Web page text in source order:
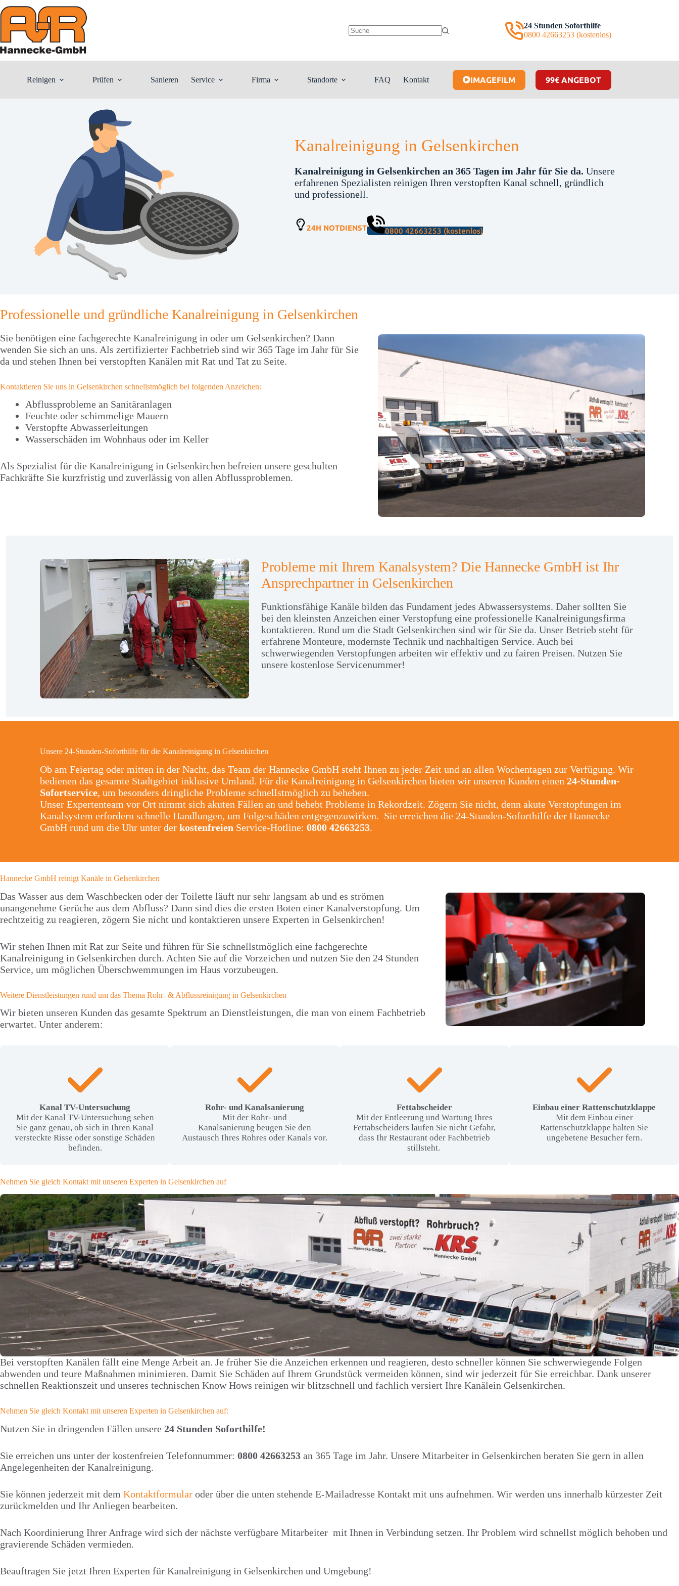
Inhalt
springen
24 Stunden Soforthilfe
0800 42663253 (kostenlos)
Reinigen Prüfen Sanieren Service Firma Standorte FAQ Kontakt IMAGEFILM 99€ ANGEBOT
Kanalreinigung in Gelsenkirchen
Kanalreinigung in Gelsenkirchen an 365 Tagen im Jahr für Sie da. Unsere
erfahrenen Spezialisten reinigen Ihren verstopften Kanal schnell, gründlich
und professionell.
24H NOTDIENST 0800 42663253 (kostenlos)
Professionelle und gründliche Kanalreinigung in Gelsenkirchen
Sie benötigen eine fachgerechte Kanalreinigung in oder um Gelsenkirchen? Dann
wenden Sie sich an uns. Als zertifizierter Fachbetrieb sind wir 365 Tage im Jahr für Sie
da und stehen Ihnen bei verstopften Kanälen mit Rat und Tat zu Seite.
Kontaktieren Sie uns in Gelsenkirchen schnellstmöglich bei folgenden Anzeichen:
Abflussprobleme an Sanitäranlagen
Feuchte oder schimmelige Mauern
Verstopfte Abwasserleitungen
Wasserschäden im Wohnhaus oder im Keller
Als Spezialist für die Kanalreinigung in Gelsenkirchen befreien unsere geschulten
Fachkräfte Sie kurzfristig und zuverlässig von allen Abflussproblemen.
Probleme mit Ihrem Kanalsystem? Die Hannecke GmbH ist Ihr
Ansprechpartner in Gelsenkirchen
Funktionsfähige Kanäle bilden das Fundament jedes Abwassersystems. Daher sollten Sie
bei den kleinsten Anzeichen einer Verstopfung eine professionelle Kanalreinigungsfirma
kontaktieren. Rund um die Stadt Gelsenkirchen sind wir für Sie da. Unser Betrieb steht für
erfahrene Monteure, modernste Technik und nachhaltigen Service. Auch bei
schwerwiegenden Verstopfungen arbeiten wir effektiv und zu fairen Preisen. Nutzen Sie
unsere kostenlose Servicenummer!
Unsere 24-Stunden-Soforthilfe für die Kanalreinigung in Gelsenkirchen
Ob am Feiertag oder mitten in der Nacht, das Team der Hannecke GmbH steht Ihnen zu jeder Zeit und an allen Wochentagen zur Verfügung. Wir
bedienen das gesamte Stadtgebiet inklusive Umland. Für die Kanalreinigung in Gelsenkirchen bieten wir unseren Kunden einen24-Stunden-
Sofortservice, um besonders dringliche Probleme schnellstmöglich zu beheben.
Unser Expertenteam vor Ort nimmt sich akuten Fällen an und behebt Probleme in Rekordzeit. Zögern Sie nicht, denn akute Verstopfungen im
Kanalsystem erfordern schnelle Handlungen, um Folgeschäden entgegenzuwirken. Sie erreichen die 24-Stunden-Soforthilfe der Hannecke
GmbH rund um die Uhr unter derkostenfreien Service-Hotline:0800 42663253.
Hannecke GmbH reinigt Kanäle in Gelsenkirchen
Das Wasser aus dem Waschbecken oder der Toilette läuft nur sehr langsam ab und es strömen
unangenehme Gerüche aus dem Abfluss? Dann sind dies die ersten Boten einer Kanalverstopfung. Um
rechtzeitig zu reagieren, zögern Sie nicht und kontaktieren unsere Experten in Gelsenkirchen!
Wir stehen Ihnen mit Rat zur Seite und führen für Sie schnellstmöglich eine fachgerechte
Kanalreinigung in Gelsenkirchen durch. Achten Sie auf die Vorzeichen und nutzen Sie den 24 Stunden
Service, um möglichen Überschwemmungen im Haus vorzubeugen.
Weitere Dienstleistungen rund um das Thema Rohr- & Abflussreinigung in Gelsenkirchen
Wir bieten unseren Kunden das gesamte Spektrum an Dienstleistungen, die man von einem Fachbetrieb
erwartet. Unter anderem:
Kanal TV-Untersuchung
Mit der Kanal TV-Untersuchung sehen
Sie ganz genau, ob sich in Ihren Kanal
versteckte Risse oder sonstige Schäden
befinden.
Rohr- und Kanalsanierung
Mit der Rohr- und
Kanalsanierung beugen Sie den
Austausch Ihres Rohres oder Kanals vor.
Fettabscheider
Mit der Entleerung und Wartung Ihres
Fettabscheiders laufen Sie nicht Gefahr,
dass Ihr Restaurant oder Fachbetrieb
stillsteht.
Einbau einer Rattenschutzklappe
Mit dem Einbau einer
Rattenschutzklappe halten Sie
ungebetene Besucher fern.
Nehmen Sie gleich Kontakt mit unseren Experten in Gelsenkirchen auf
Bei verstopften Kanälen fällt eine Menge Arbeit an. Je früher Sie die Anzeichen erkennen und reagieren, desto schneller können Sie schwerwiegende Folgen
abwenden und teure Maßnahmen minimieren. Damit Sie Schäden auf Ihrem Grundstück vermeiden können, sind wir jederzeit für Sie erreichbar. Dank unserer
schnellen Reaktionszeit und unseres technischen Know Hows reinigen wir blitzschnell und fachlich versiert Ihre Kanälein Gelsenkirchen.
Nehmen Sie gleich Kontakt mit unseren Experten in Gelsenkirchen auf:
Nutzen Sie in dringenden Fällen unsere 24 Stunden Soforthilfe!
Sie erreichen uns unter der kostenfreien Telefonnummer: 0800 42663253 an 365 Tage im Jahr. Unsere Mitarbeiter in Gelsenkirchen beraten Sie gern in allen
Angelegenheiten der Kanalreinigung.
Sie können jederzeit mit dem Kontaktformular oder über die unten stehende E-Mailadresse Kontakt mit uns aufnehmen. Wir werden uns innerhalb kürzester Zeit
zurückmelden und Ihr Anliegen bearbeiten.
Nach Koordinierung Ihrer Anfrage wird sich der nächste verfügbare Mitarbeiter mit Ihnen in Verbindung setzen. Ihr Problem wird schnellst möglich behoben und
gravierende Schäden vermieden.
Beauftragen Sie jetzt Ihren Experten für Kanalreinigung in Gelsenkirchen und Umgebung!